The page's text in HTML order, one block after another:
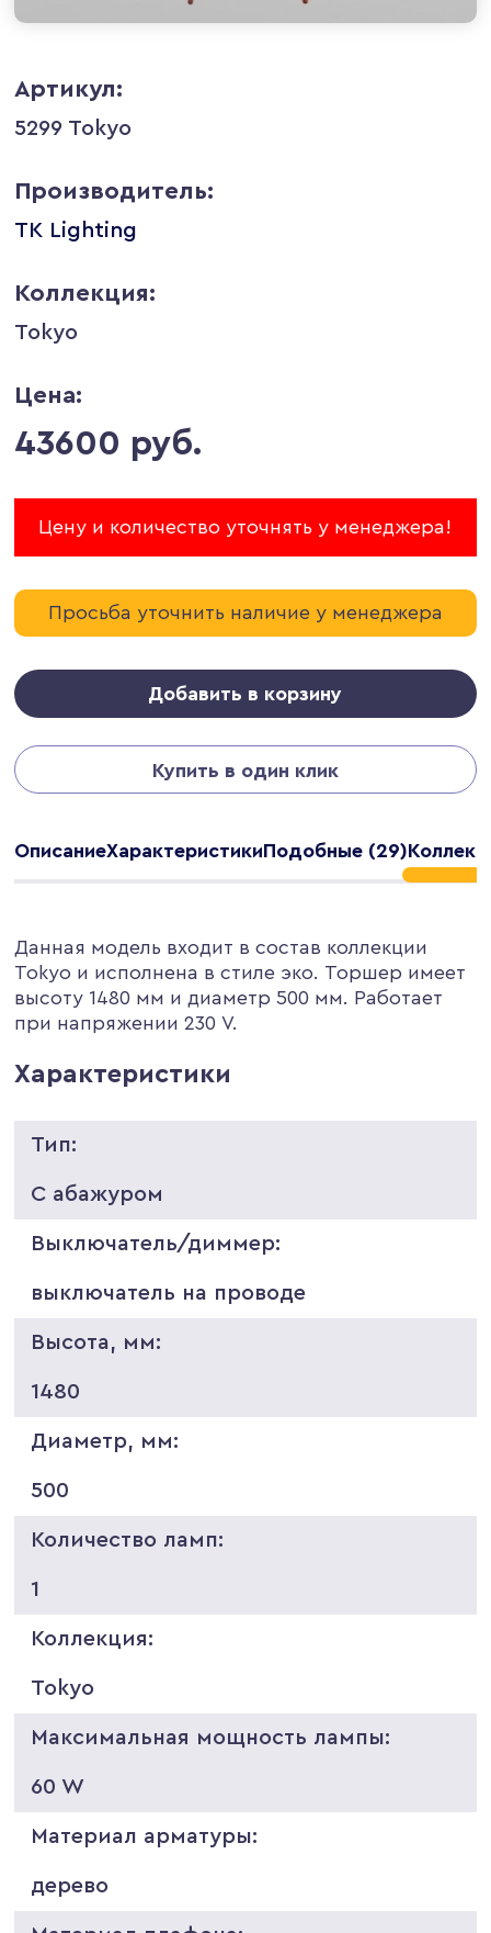
Артикул:
5299 Tokyo
Производитель:
TK Lighting
Коллекция:
Tokyo
Цена:
43600 руб.
Цену и количество уточнять у менеджера!
Просьба уточнить наличие у менеджера
Добавить в корзину
Купить в один клик
ОписаниеХарактеристикиПодобные (29)
Данная модель входит в состав коллекции
Tokyo и исполнена в стиле эко. Торшер имеет
высоту 1480 мм и диаметр 500 мм. Работает
при напряжении 230 V.
Характеристики
Тип:
С абажуром
Выключатель/диммер:
выключатель на проводе
Высота, мм:
1480
Диаметр, мм:
500
Количество ламп:
1
Коллекция:
Tokyo
Максимальная мощность лампы:
60 W
Материал арматуры:
дерево